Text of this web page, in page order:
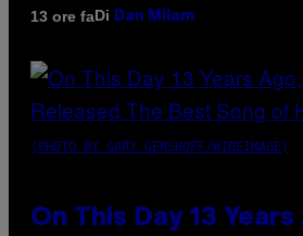
13 ore faDi Dan Milam
(PHOTO BY GARY GERSHOFF/WIREIMAGE)
On This Day 13